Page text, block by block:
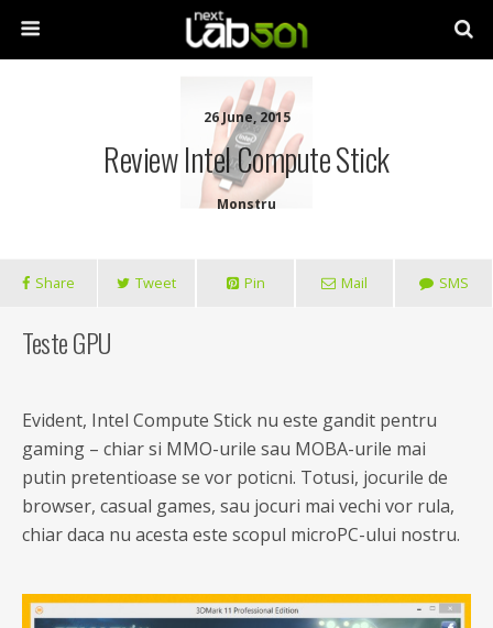
26 June, 2015
Review Intel Compute Stick
Monstru
Share Tweet Pin Mail SMS
Teste GPU
Evident, Intel Compute Stick nu este gandit pentru
gaming – chiar si MMO-urile sau MOBA-urile mai
putin pretentioase se vor poticni. Totusi, jocurile de
browser, casual games, sau jocuri mai vechi vor rula,
chiar daca nu acesta este scopul microPC-ului nostru.